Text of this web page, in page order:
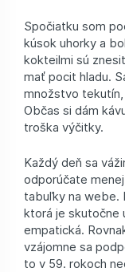
Spočiatku som
kúsok uhorky a
kokteilmi sú
mať pocit hladu.
množstvo
Občas si dám
troška výčitky.
Každý deň sa
odporúčate
tabuľky na webe.
ktorá je skutočne
empatická.
vzájomne sa
to v 59. rokoch